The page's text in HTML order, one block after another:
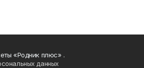
«Родник плюс» .
данных